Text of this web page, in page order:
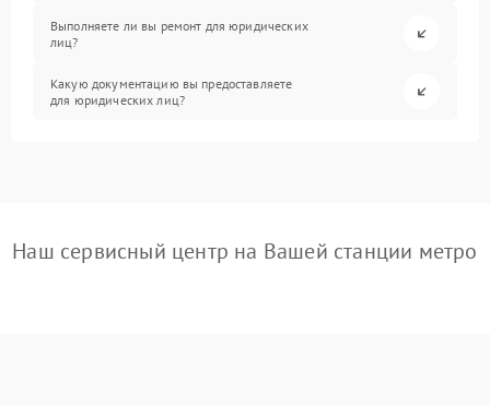
Выполняете ли вы ремонт для юридических
лиц?
Какую документацию вы предоставляете
для юридических лиц?
Наш сервисный центр на Вашей станции метро